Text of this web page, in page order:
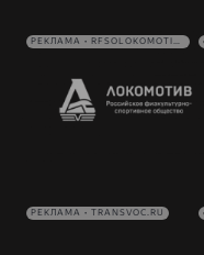
РЕКЛАМА • RFSOLOKOMOTIV.RU
РЕКЛАМА • TRANSVOC.RU